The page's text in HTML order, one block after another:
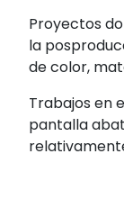
Proyectos
la
de color,
Trabajos en
pantalla